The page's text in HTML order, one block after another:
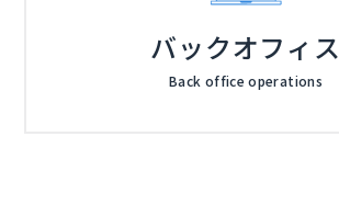
バックオフィス
Back office operations